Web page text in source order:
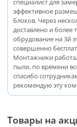
специалист для
эффективное
блоков. Через
доставлено и более
обрудование на 3й
совершенно
Монтажники
пыли, по времени
спасибо
рекомендую эту
Товары на